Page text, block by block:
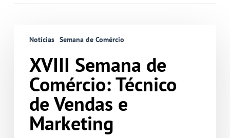
Semana
Técnico
Vendas
Marketing
Notícias Semana de Comércio
XVIII Semana de
Comércio: Técnico
de Vendas e
Marketing